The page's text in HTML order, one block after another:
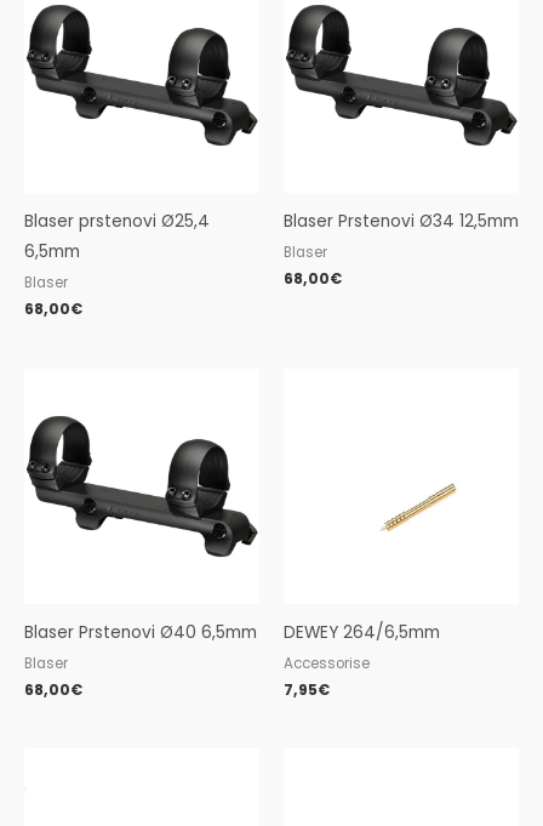
Blaser prstenovi Ø25,4
6,5mm
Blaser
68,00€
Blaser Prstenovi Ø34 12,5mm
Blaser
68,00€
Blaser Prstenovi Ø40 6,5mm
Blaser
68,00€
DEWEY 264/6,5mm
Accessorise
7,95€